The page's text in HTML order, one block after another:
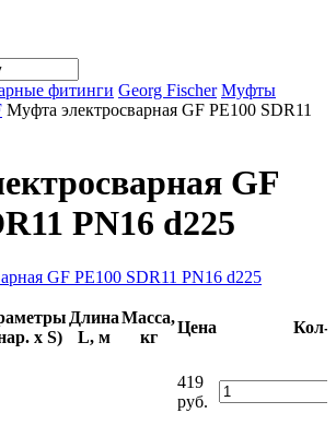
фитинги Georg Fischer Муфты
Муфта электросварная GF PE100 SDR11
GF
PN16 d225
х S)
Длина
L, м
Масса,
кг
Цена
Кол-
419
руб.